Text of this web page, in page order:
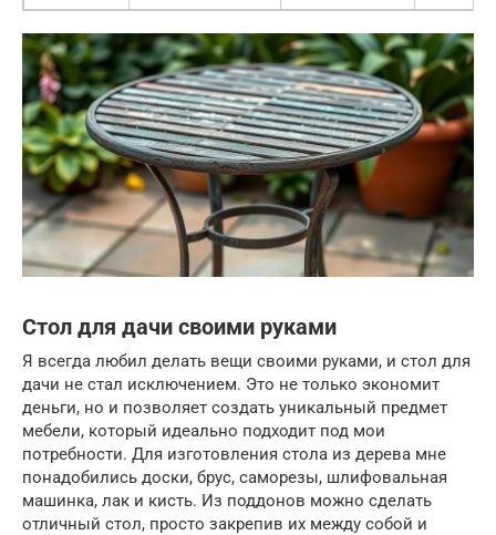
Стол для дачи своими руками
Я всегда любил делать вещи своими руками, и стол для
дачи не стал исключением. Это не только экономит
деньги, но и позволяет создать уникальный предмет
мебели, который идеально подходит под мои
потребности. Для изготовления стола из дерева мне
понадобились доски, брус, саморезы, шлифовальная
машинка, лак и кисть. Из поддонов можно сделать
отличный стол, просто закрепив их между собой и